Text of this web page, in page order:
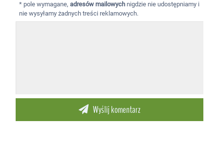
* pole wymagane,adresów mailowych nigdzie nie udostępniamy i
nie wysyłamy żadnych treści reklamowych.